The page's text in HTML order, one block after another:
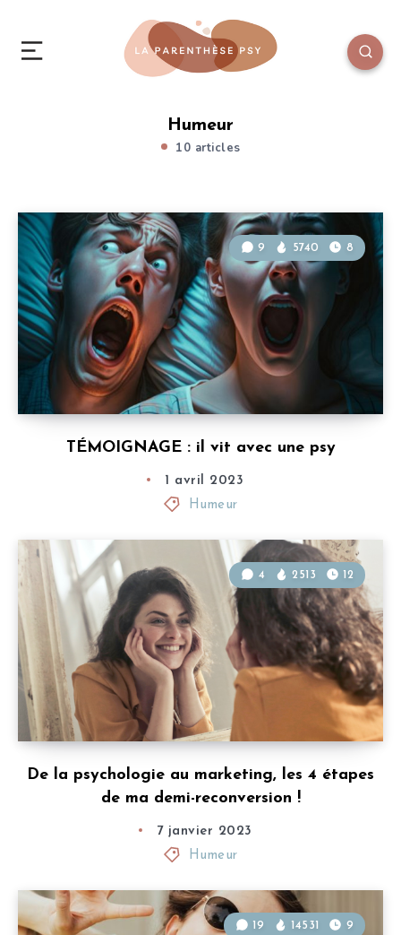
Humeur
10 articles
TÉMOIGNAGE : il vit avec une psy
9 5740 8
1 avril 2023
Humeur
De la psychologie au marketing, les 4 étapes
de ma demi-reconversion !
4 2513 12
7 janvier 2023
Humeur
19 14531 9